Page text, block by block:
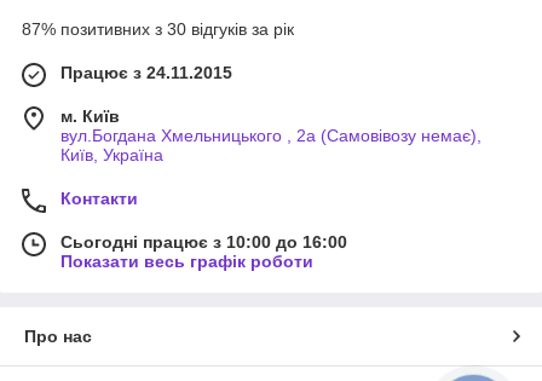
87% позитивних з 30 відгуків за рік
Працює з 24.11.2015
м. Київ
вул.Богдана Хмельницького , 2а (Самовівозу немає),
Київ, Україна
Контакти
Сьогодні працює з 10:00 до 16:00
Показати весь графік роботи
Про нас